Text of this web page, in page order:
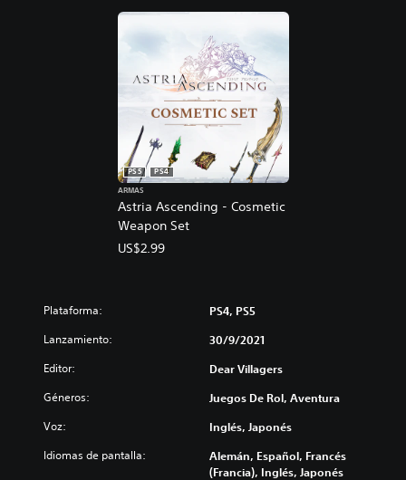
Astria Ascending - Cosmetic
Weapon Set
PS5
PS4
ARMAS
US$2.99
Plataforma: PS4, PS5
Lanzamiento: 30/9/2021
Editor: Dear Villagers
Géneros: Juegos De Rol, Aventura
Voz: Inglés, Japonés
Idiomas de pantalla:
Alemán, Español, Francés
(Francia), Inglés, Japonés